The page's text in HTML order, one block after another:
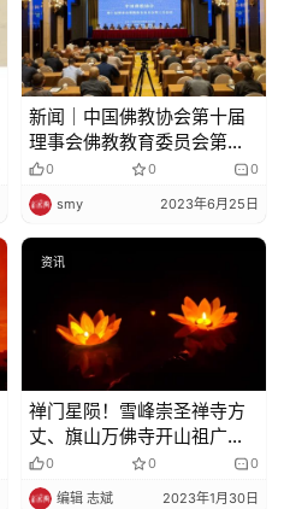
新闻｜中国佛教协会第十届
理事会佛教教育委员会第三
次会议在杭州召开​
0 0 0
smy 2023年6月25日
资讯
禅门星陨！雪峰崇圣禅寺方
丈、旗山万佛寺开山祖广霖
老和尚安详示寂
0 0 0
编辑 志斌 2023年1月30日